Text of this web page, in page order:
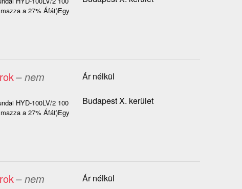
a 27% Áfát)Egy
– nem
HYD-100LV/2 100
a 27% Áfát)Egy
Ár nélkül
Budapest X. kerület
– nem
Ár nélkül